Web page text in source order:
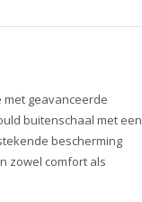
met geavanceerde
buitenschaal met een
bescherming
zowel comfort als